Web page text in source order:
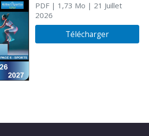
PDF| 1,73 Mo | 21 Juillet
2026
Télécharger